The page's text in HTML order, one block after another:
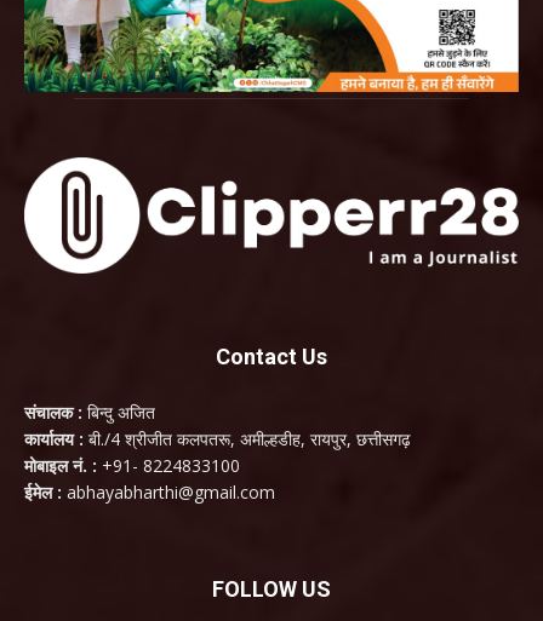
Contact Us
संचालक : बिन्दु अजित
कार्यालय : बी./4 श्रीजीत कलपतरू, अमील्हडीह, रायपुर, छत्तीसगढ़
मोबाइल नं. : +91- 8224833100
ईमेल : abhayabharthi@gmail.com
FOLLOW US